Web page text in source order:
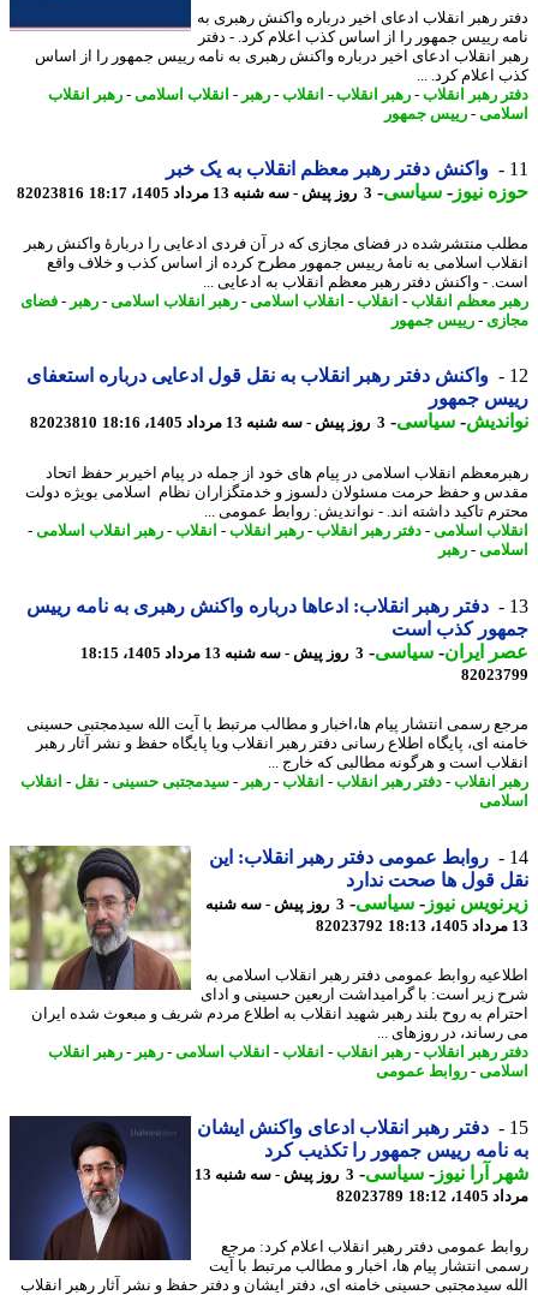
رهبر انقلاب ادعای اخیر درباره واکنش رهبری به
رییس جمهور را از اساس کذب اعلام کرد. - دفتر
انقلاب ادعای اخیر درباره واکنش رهبری به نامه رییس جمهور را از اساس
اعلام کرد. ...
رهبر انقلاب-رهبر انقلاب-انقلاب-رهبر -انقلاب اسلامی-رهبر انقلاب
-رییس جمهور
واکنش دفتر رهبر معظم انقلاب به یک خبر
نیوز-سیاسی-3 روز پیش - سه شنبه 13 مرداد 1405، 18:17 82023816
منتشرشده در فضای مجازی که در آن فردی ادعایی را دربارهٔ واکنش رهبر
اسلامی به نامهٔ رییس جمهور مطرح کرده از اساس کذب و خلاف واقع
- واکنش دفتر رهبر معظم انقلاب به ادعایی ...
معظم انقلاب-انقلاب-انقلاب اسلامی-رهبر انقلاب اسلامی-رهبر -فضای
- رییس جمهور
واکنش دفتر رهبر انقلاب به نقل قول ادعایی درباره استعفای
جمهور
-سیاسی-3 روز پیش - سه شنبه 13 مرداد 1405، 18:16 82023810
انقلاب اسلامی در پیام های خود از جمله در پیام اخیربر حفظ اتحاد
و حفظ حرمت مسئولان دلسوز و خدمتگزاران نظام اسلامی بویژه دولت
تاکید داشته اند. - نواندیش: روابط عمومی ...
اسلامی-دفتر رهبر انقلاب-رهبر انقلاب-انقلاب-رهبر انقلاب اسلامی-
-رهبر
دفتر رهبر انقلاب: ادعاها درباره واکنش رهبری به نامه رییس
کذب است
ایران- سیاسی-3 روز پیش - سه شنبه 13 مرداد 1405، 18:15
رسمی انتشار پیام ها،اخبار و مطالب مرتبط با آیت الله سیدمجتبی حسینی
ای، پایگاه اطلاع رسانی دفتر رهبر انقلاب ویا پایگاه حفظ و نشر آثار رهبر
است و هرگونه مطالبی که خارج ...
انقلاب-دفتر رهبر انقلاب-انقلاب-رهبر -سیدمجتبی حسینی-نقل -انقلاب
روابط عمومی دفتر رهبر انقلاب: این
قول ها صحت ندارد
نیوز-سیاسی-
3 روز پیش - سه شنبه
82023792
روابط عمومی دفتر رهبر انقلاب اسلامی به
زیر است: با گرامیداشت اربعین حسینی و ادای
به روح بلند رهبر شهید انقلاب به اطلاع مردم شریف و مبعوث شده ایران
در روزهای ...
رهبر انقلاب-رهبر انقلاب-انقلاب-انقلاب اسلامی-رهبر -رهبر انقلاب
-روابط عمومی
دفتر رهبر انقلاب ادعای واکنش ایشان
نامه رییس جمهور را تکذیب کرد
آرا نیوز-سیاسی-
3 روز پیش - سه شنبه 13
18:12
82023789
عمومی دفتر رهبر انقلاب اعلام کرد: مرجع
انتشار پیام ها، اخبار و مطالب مرتبط با آیت
سیدمجتبی حسینی خامنه ای، دفتر ایشان و دفتر حفظ و نشر آثار رهبر انقلاب